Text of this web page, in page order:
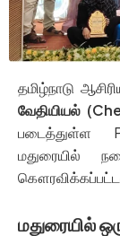
தமிழ்நாடு
வேதியியல்
படைத்துள்ள
மதுரையில்
மதுரையில்